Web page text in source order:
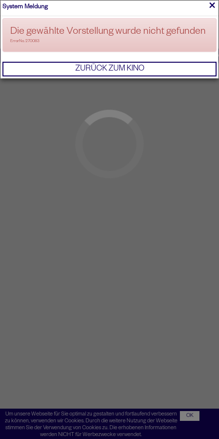
ANMELDEN
Um unsere Webseite für Sie optimal zu gestalten und fortlaufend verbessern
zu können, verwenden wir Cookies. Durch die weitere Nutzung der Webseite
stimmen Sie der Verwendung von Cookies zu. Die erhobenen Informationen
werden NICHT für Werbezwecke verwendet.
OK
×
System Meldung
Die gewählte Vorstellung wurde nicht gefunden
ErrorNo. 270083
ZURÜCK ZUM KINO